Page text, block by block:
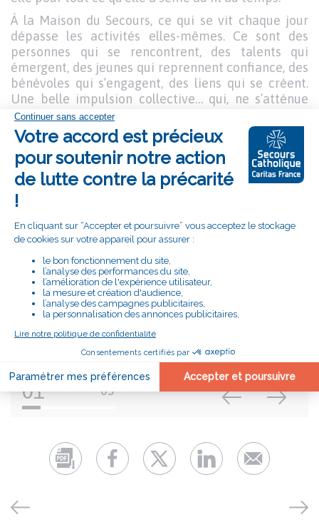
À la Maison du Secours, ce qui se vit chaque jour
dépasse les activités elles-mêmes. Ce sont des
personnes qui se rencontrent, des talents qui
émergent, des jeunes qui reprennent confiance, des
bénévoles qui s’engagent, des liens qui se créent.
Une belle impulsion collective… qui, ne s’atténue
pas !
Image
01 05